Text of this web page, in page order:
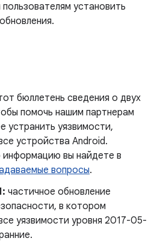
установить
бюллетень сведения о двух
помочь нашим партнерам
устранить уязвимости,
устройства Android.
вы найдете в
вопросы.
частичное обновление
в котором
уязвимости уровня 2017-05-